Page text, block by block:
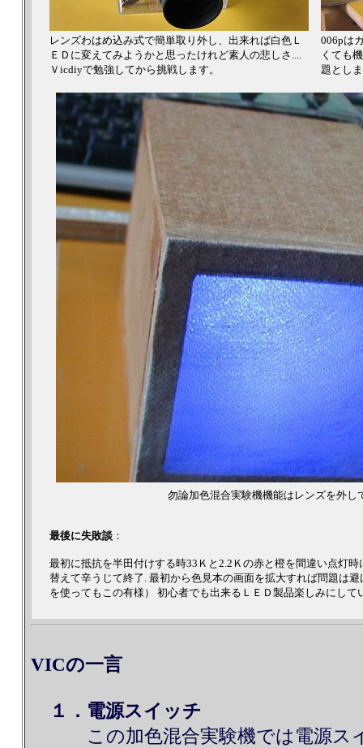
レンズわはめ込み式で簡単取り外し、出来れば白色Ｌ
ＥＤに変えてみようかと思ったけれど素人の悲しさ....
Ｖicdiyで勉強してから挑戦します。
006pは
くても
題とし
勿論加色混合実験機機能はレンズを外し
最後に失敗談 ：
最初に抵抗を半田付けする時33Ｋと2.2Ｋの赤と橙を間違い点灯
替えて辛うじて終了. 最初から色見本の画面を拡大すれば問題は
を使ってもこの有様） 初心者でも出来るＬＥＤ製品楽しみにして
VICの一言
１．電源スイッチ
この加色混合実験機では電源ス